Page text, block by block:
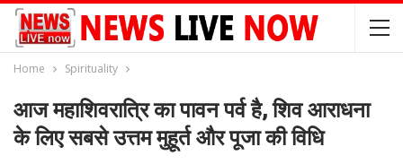
Home Spirituality
आज महाशिवरात्रि का पावन पर्व है, शिव आराधना
के लिए सबसे उत्तम मुहूर्त और पूजा की विधि